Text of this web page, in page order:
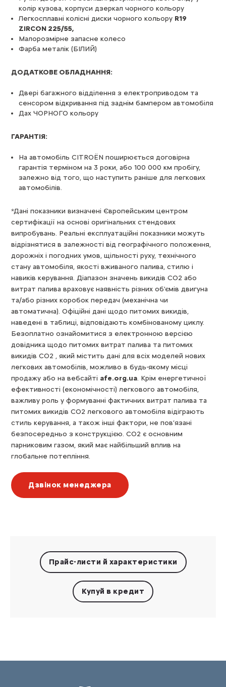
колір кузова, корпуси дзеркал чорного кольору
Легкосплавні колісні диски чорного кольору R19
ZIRCON 225/55,
Малорозмірне запасне колесо
Фарба металік (БІЛИЙ)
ДОДАТКОВЕ ОБЛАДНАННЯ:
Двері багажного відділення з електроприводом та
сенсором відкривання під заднім бампером автомобіля
Дах ЧОРНОГО кольору
ГАРАНТІЯ:
На автомобіль CITROЁN поширюється договірна
гарантія терміном на 3 роки, або 100 000 км пробігу,
залежно від того, що наступить раніше для легкових
автомобілів.
*Дані показники визначені Європейським центром
сертифікації на основі оригінальних стендових
випробувань. Реальні експлуатаційні показники можуть
відрізнятися в залежності від географічного положення,
дорожніх і погодних умов, щільності руху, технічного
стану автомобіля, якості вживаного палива, стилю і
навиків керування. Діапазон значень викидів СО2 або
витрат палива враховує наявність різних об'ємів двигуна
та/або різних коробок передач (механічна чи
автоматична). Офіційні дані щодо питомих викидів,
наведені в таблиці, відповідають комбінованому циклу.
Безоплатно ознайомитися з електронною версією
довідника щодо питомих витрат палива та питомих
викидів CO2 , який містить дані для всіх моделей нових
легкових автомобілів, можливо в будь-якому місці
продажу або на вебсайті afe.org.ua. Крім енергетичної
ефективності (економічності) легкового автомобіля,
важливу роль у формуванні фактичних витрат палива та
питомих викидів CO2 легкового автомобіля відіграють
стиль керування, а також інші фактори, не пов’язані
безпосередньо з конструкцією. CO2 є основним
парниковим газом, який має найбільший вплив на
глобальне потепління.
Дзвінок менеджера
Прайс-листи й характеристики
Купуй в кредит